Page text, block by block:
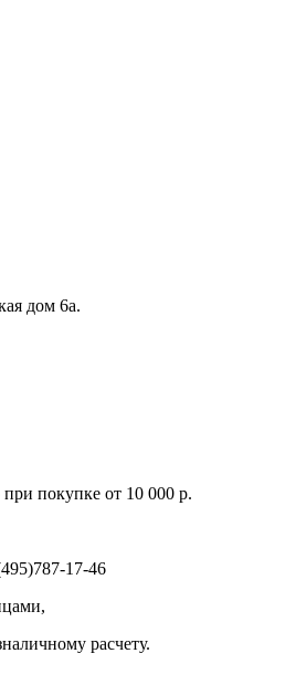
дом 6а.
покупке от 10 000 р.
17-46
расчету.